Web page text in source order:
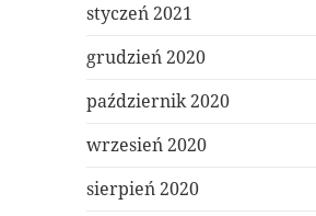
styczeń 2021
grudzień 2020
październik 2020
wrzesień 2020
sierpień 2020